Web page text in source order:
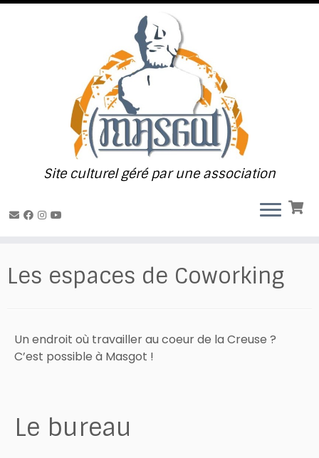
Passer
Site culturel géré par une association
Les espaces de Coworking
Un endroit où travailler au coeur de la Creuse ?
C’est possible à Masgot !
Le bureau